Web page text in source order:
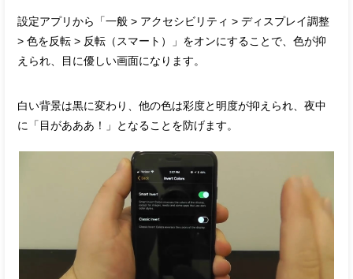
設定アプリから「一般 > アクセシビリティ > ディスプレイ調整
> 色を反転 > 反転（スマート）」をオンにすることで、色が抑
えられ、目に優しい画面になります。
白い背景は黒に変わり、他の色は彩度と明度が抑えられ、夜中
に「目があああ！」となることを防げます。